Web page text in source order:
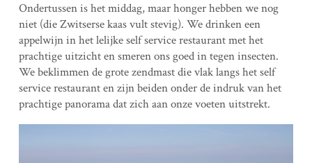
Ondertussen is het middag, maar honger hebben we nog
niet (die Zwitserse kaas vult stevig). We drinken een
appelwijn in het lelijke self service restaurant met het
prachtige uitzicht en smeren ons goed in tegen insecten.
We beklimmen de grote zendmast die vlak langs het self
service restaurant en zijn beiden onder de indruk van het
prachtige panorama dat zich aan onze voeten uitstrekt.